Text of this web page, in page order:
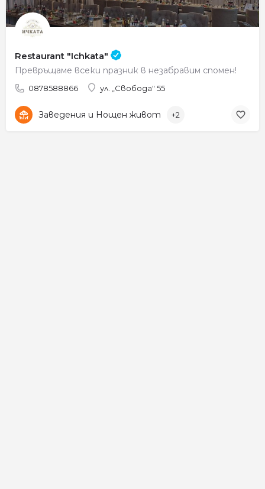
Restaurant "Ichkata"
Превръщаме всеки празник в незабравим спомен!
0878588866 ул. „Свобода" 55
Заведения и Нощен живот +2